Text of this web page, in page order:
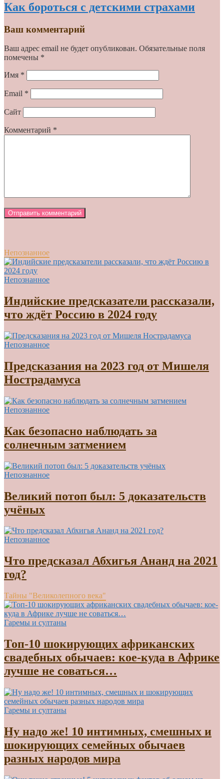
Как бороться с детскими страхами
Ваш комментарий
Ваш адрес email не будет опубликован. Обязательные поля
помечены *
Имя *
Email *
Сайт
Комментарий *
Непознанное
Непознанное
Индийские предсказатели рассказали,
что ждёт Россию в 2024 году
Непознанное
Предсказания на 2023 год от Мишеля
Нострадамуса
Непознанное
Как безопасно наблюдать за
солнечным затмением
Непознанное
Великий потоп был: 5 доказательств
учёных
Непознанное
Что предсказал Абхигья Ананд на 2021
год?
Тайны "Великолепного века"
Гаремы и султаны
Топ-10 шокирующих африканских
свадебных обычаев: кое-куда в Африке
лучше не соваться…
Гаремы и султаны
Ну надо же! 10 интимных, смешных и
шокирующих семейных обычаев
разных народов мира